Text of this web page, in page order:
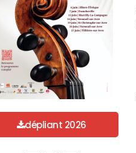
dépliant 2026